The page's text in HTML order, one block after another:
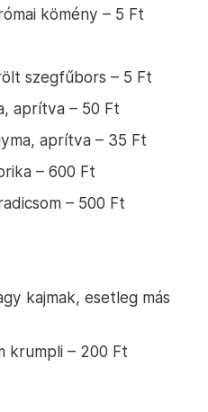
kömény – 5 Ft
szegfűbors – 5 Ft
aprítva – 50 Ft
aprítva – 35 Ft
– 600 Ft
– 500 Ft
kajmak, esetleg más
krumpli – 200 Ft